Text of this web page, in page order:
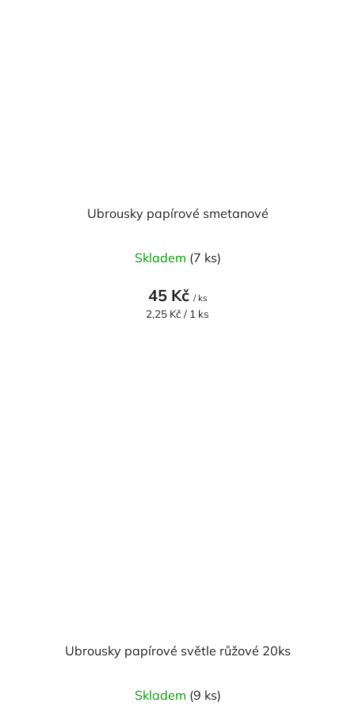
Ubrousky papírové smetanové
Skladem (7 ks)
45 Kč / ks
Měrná
2,25 Kč / 1 ks
Ubrousky papírové světle růžové 20ks
Skladem (9 ks)